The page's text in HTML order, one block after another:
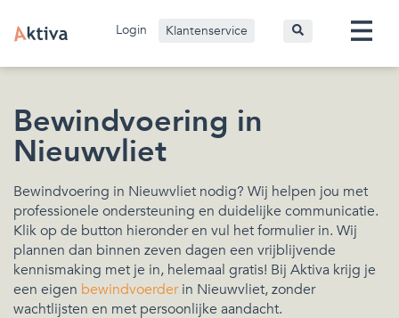
Login Klantenservice
Bewindvoering in
Nieuwvliet
Bewindvoering in Nieuwvliet nodig? Wij helpen jou met
professionele ondersteuning en duidelijke communicatie.
Klik op de button hieronder en vul het formulier in. Wij
plannen dan binnen zeven dagen een vrijblijvende
kennismaking met je in, helemaal gratis! Bij Aktiva krijg je
een eigen bewindvoerderin Nieuwvliet, zonder
wachtlijsten en met persoonlijke aandacht.